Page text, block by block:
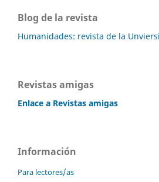
Blog de la revista
Humanidades: revista de la
Revistas amigas
Enlace a Revistas amigas
Información
Para lectores/as